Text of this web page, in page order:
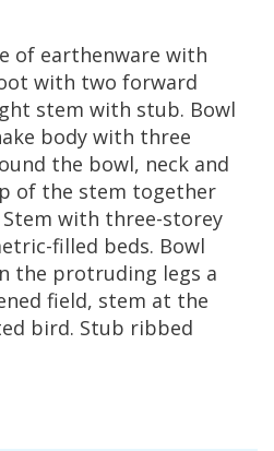
of earthenware with
with two forward
stem with stub. Bowl
body with three
the bowl, neck and
of the stem together
Stem with three-storey
-filled beds. Bowl
the protruding legs a
field, stem at the
bird. Stub ribbed